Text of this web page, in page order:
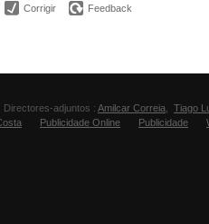
Corrigir Feedback
Directores-adjuntos : Amilcar Correia Tiago
Publicidade Online Publicidade